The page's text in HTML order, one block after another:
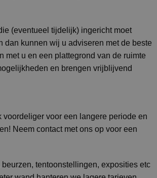
(eventueel tijdelijk) ingericht moet
dan kunnen wij u adviseren met de beste
met u en een plattegrond van de ruimte
en brengen vrijblijvend
voordeliger voor een langere periode en
Neem contact met ons op voor een
tentoonstellingen, exposities etc